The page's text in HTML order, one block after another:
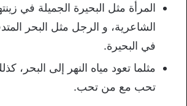
المرأة مثل البحيرة الجميلة في
الشاعرية، و الرجل مثل البحر
في البحيرة.
مثلما تعود مياه النهر إلى البحر،
تحب مع من تحب.